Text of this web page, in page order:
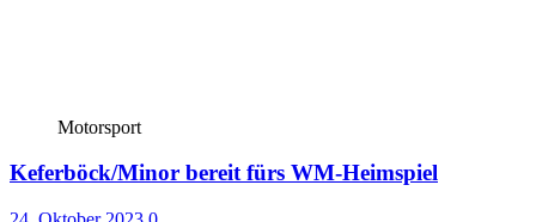
Motorsport
Keferböck/Minor bereit fürs WM-Heimspiel